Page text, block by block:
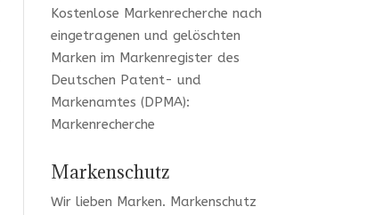
Kostenlose Markenrecherche nach
eingetragenen und gelöschten
Marken im Markenregister des
Deutschen Patent- und
Markenamtes (DPMA):
Markenrecherche
Markenschutz
Wir lieben Marken. Markenschutz